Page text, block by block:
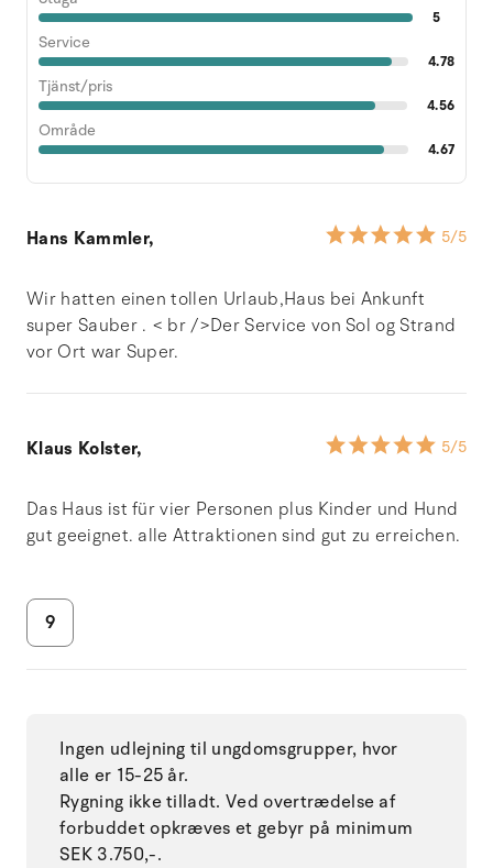
5
Service
4.78
Tjänst/pris
4.56
Område
4.67
Hans Kammler, 5/5
Wir hatten einen tollen Urlaub,Haus bei Ankunft
super Sauber . < br />Der Service von Sol og Strand
vor Ort war Super.
Klaus Kolster, 5/5
Das Haus ist für vier Personen plus Kinder und Hund
gut geeignet. alle Attraktionen sind gut zu erreichen.
9
Ingen udlejning til ungdomsgrupper, hvor
alle er 15-25 år.
Rygning ikke tilladt. Ved overtrædelse af
forbuddet opkræves et gebyr på minimum
SEK 3.750,-.